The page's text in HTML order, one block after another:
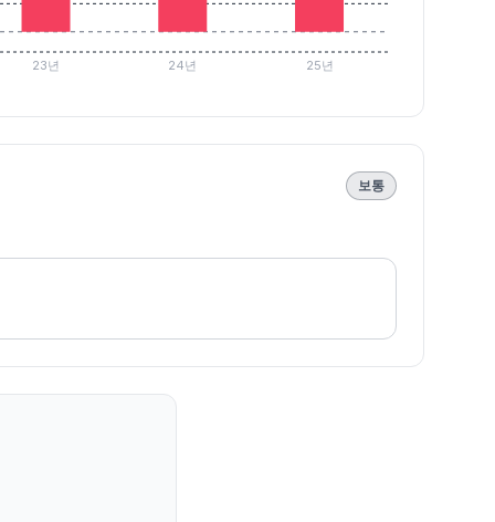
23년 24년 25년
보통